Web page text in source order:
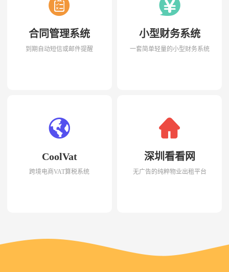
合同管理系统
到期自动短信或邮件提醒
小型财务系统
一套简单轻量的小型财务系统
CoolVat
跨境电商VAT算税系统
深圳看看网
无广告的纯粹物业出租平台